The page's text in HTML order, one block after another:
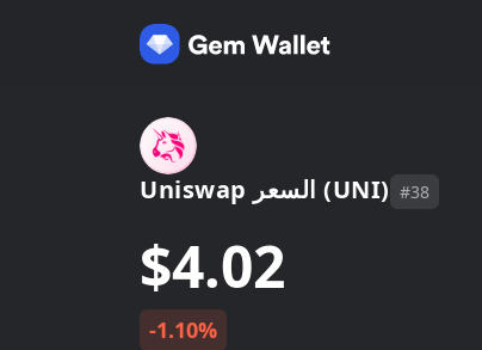
Uniswap السعر (UNI) #38
$4.02
-1.10%